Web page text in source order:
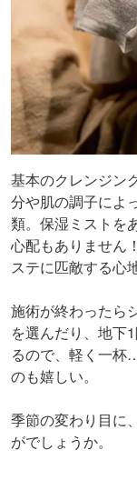
基本のクレンジン
分や肌の調子によ
類。保湿ミストを
心配もありません
ステに匹敵する心
施術が終わったら
を選んだり、地下
るので、軽く一
のも嬉しい。
季節の変わり目に
がでしょうか。